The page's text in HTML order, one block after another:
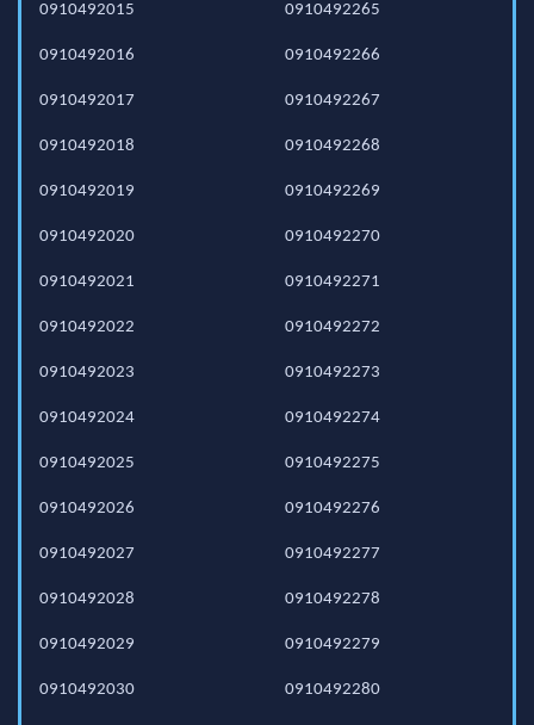
0910492015
0910492016
0910492017
0910492018
0910492019
0910492020
0910492021
0910492022
0910492023
0910492024
0910492025
0910492026
0910492027
0910492028
0910492029
0910492030
0910492265
0910492266
0910492267
0910492268
0910492269
0910492270
0910492271
0910492272
0910492273
0910492274
0910492275
0910492276
0910492277
0910492278
0910492279
0910492280